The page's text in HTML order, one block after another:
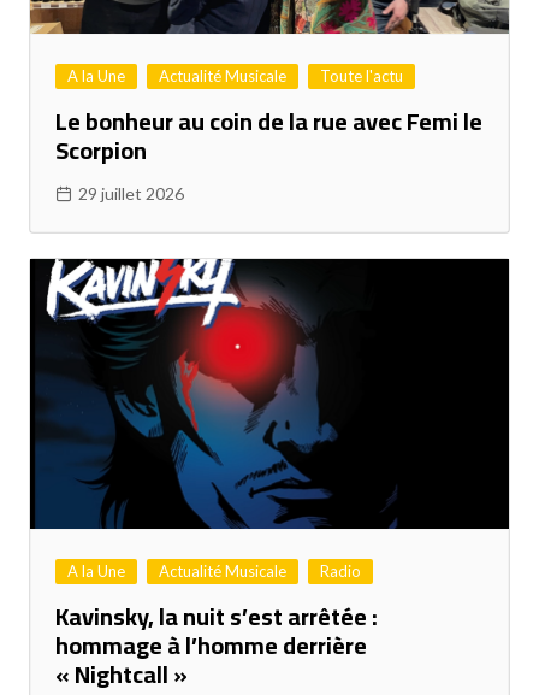
A la Une Actualité Musicale Toute l'actu
Le bonheur au coin de la rue avec Femi le
Scorpion
29 juillet 2026
A la Une Actualité Musicale Radio
Kavinsky, la nuit s’est arrêtée :
hommage à l’homme derrière
« Nightcall »